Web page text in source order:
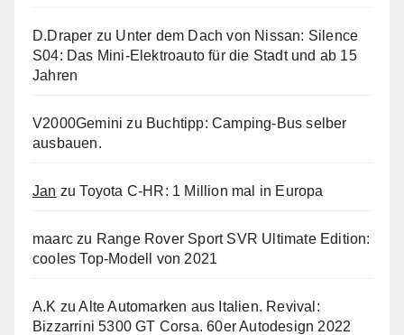
D.Draper zu Unter dem Dach von Nissan: Silence
S04: Das Mini-Elektroauto für die Stadt und ab 15
Jahren
V2000Gemini zu Buchtipp: Camping-Bus selber
ausbauen.
Jan zuToyota C-HR: 1 Million mal in Europa
maarc zu Range Rover Sport SVR Ultimate Edition:
cooles Top-Modell von 2021
A.K zuAlte Automarken aus Italien. Revival:
Bizzarrini 5300 GT Corsa. 60er Autodesign 2022